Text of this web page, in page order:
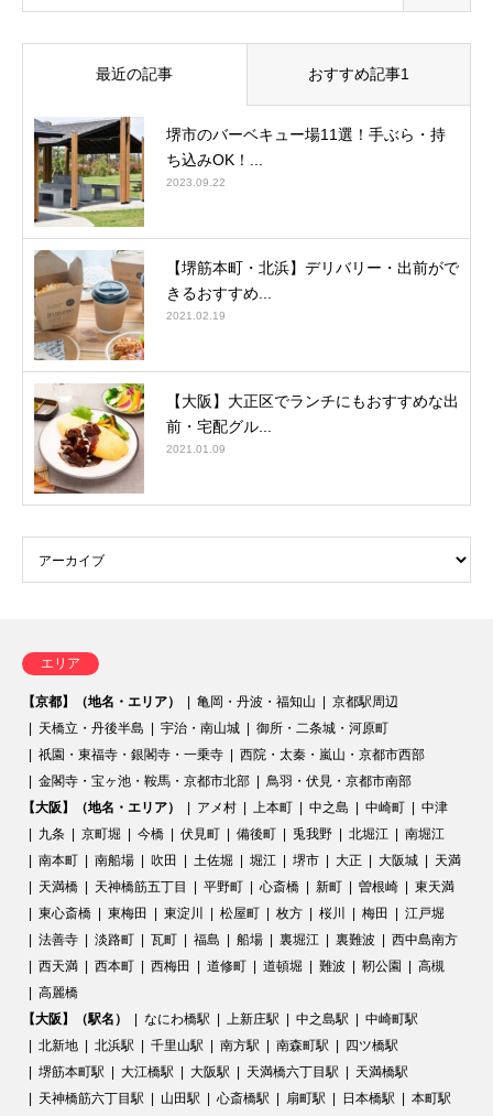
最近の記事 おすすめ記事1
堺市のバーベキュー場11選！手ぶら・持
ち込みOK！...
2023.09.22
【堺筋本町・北浜】デリバリー・出前がで
きるおすすめ...
2021.02.19
【大阪】大正区でランチにもおすすめな出
前・宅配グル...
2021.01.09
エリア
【京都】（地名・エリア） 亀岡・丹波・福知山
京都駅周辺
天橋立・丹後半島
宇治・南山城
御所・二条城・河原町
祇園・東福寺・銀閣寺・一乗寺
西院・太秦・嵐山・京都市西部
金閣寺・宝ヶ池・鞍馬・京都市北部
鳥羽・伏見・京都市南部
【大阪】（地名・エリア）
アメ村 上本町 中之島 中崎町
中津
九条
京町堀 今橋 伏見町 備後町 兎我野 北堀江
南堀江
南本町
南船場 吹田 土佐堀 堀江 堺市 大正 大阪城
天満
天満橋
天神橋筋五丁目 平野町 心斎橋 新町 曽根崎
東天満
東心斎橋
東梅田 東淀川 松屋町 枚方 桜川 梅田
江戸堀
法善寺
淡路町 瓦町 福島 船場 裏堀江 裏難波
西中島南方
西天満
西本町 西梅田 道修町 道頓堀 難波 靭公園
高槻
高麗橋
【大阪】（駅名）
なにわ橋駅 上新庄駅 中之島駅
中崎町駅
北新地
北浜駅 千里山駅 南方駅 南森町駅
四ツ橋駅
堺筋本町駅
大江橋駅 大阪駅 天満橋六丁目駅
天満橋駅
天神橋筋六丁目駅
山田駅 心斎橋駅 扇町駅 日本橋駅
本町駅